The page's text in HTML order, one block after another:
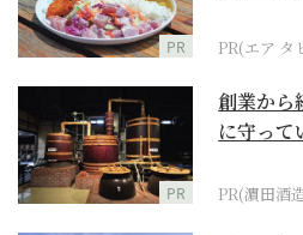
PR PR(エア タ
PR
創業から
に守って
PR(濵田酒